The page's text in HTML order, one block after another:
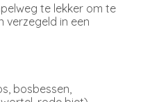
te lekker om te
in een
bosbessen,